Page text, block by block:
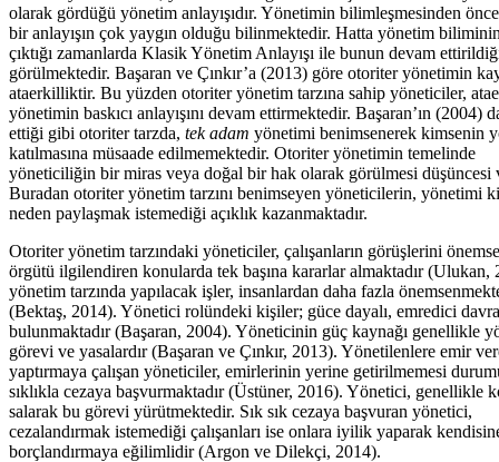
olarak gördüğü yönetim anlayışıdır. Yönetimin bilimleşmesinden
bir anlayışın çok yaygın olduğu bilinmektedir. Hatta yönetim
çıktığı zamanlarda Klasik Yönetim Anlayışı ile bunun devam
görülmektedir. Başaran ve Çınkır’a (2013) göre otoriter yönetimin
ataerkilliktir. Bu yüzden otoriter yönetim tarzına sahip yöneticiler,
yönetimin baskıcı anlayışını devam ettirmektedir. Başaran’ın (2004)
ettiği gibi otoriter tarzda, tek adam yönetimi benimsenerek kimsenin
katılmasına müsaade edilmemektedir. Otoriter yönetimin temelinde
yöneticiliğin bir miras veya doğal bir hak olarak görülmesi düşüncesi
Buradan otoriter yönetim tarzını benimseyen yöneticilerin, yönetimi
neden paylaşmak istemediği açıklık kazanmaktadır.
Otoriter yönetim tarzındaki yöneticiler, çalışanların görüşlerini
örgütü ilgilendiren konularda tek başına kararlar almaktadır (Ulukan,
yönetim tarzında yapılacak işler, insanlardan daha fazla
(Bektaş, 2014). Yönetici rolündeki kişiler; güce dayalı, emredici
bulunmaktadır (Başaran, 2004). Yöneticinin güç kaynağı genellikle
görevi ve yasalardır (Başaran ve Çınkır, 2013). Yönetilenlere emir
yaptırmaya çalışan yöneticiler, emirlerinin yerine getirilmemesi
sıklıkla cezaya başvurmaktadır (Üstüner, 2016). Yönetici, genellikle
salarak bu görevi yürütmektedir. Sık sık cezaya başvuran yönetici,
cezalandırmak istemediği çalışanları ise onlara iyilik yaparak
borçlandırmaya eğilimlidir (Argon ve Dilekçi, 2014).